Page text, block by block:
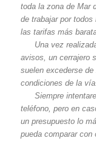
toda la zona de Mar
de trabajar por
las tarifas más
Una vez
avisos, un cerrajero
suelen excederse
condiciones de la vía.
Siempre
teléfono, pero en
un presupuesto lo
pueda comparar con